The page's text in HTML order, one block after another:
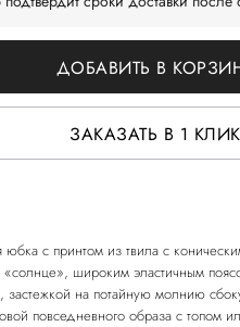
ДОБАВИТЬ В
ЗАКАЗАТЬ В 1 КЛИК
юбка с принтом из твила с
широким эластичным
застежкой на потайную молнию
повседневного образа с топом